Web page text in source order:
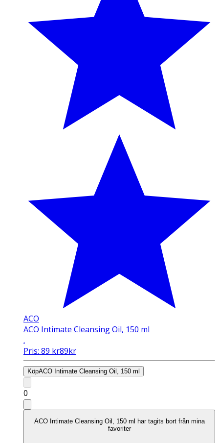
ACO
ACO Intimate Cleansing Oil, 150 ml
.
Pris: 89 kr89kr
KöpACO Intimate Cleansing Oil, 150 ml
0
ACO Intimate Cleansing Oil, 150 ml har tagits bort från mina
favoriter